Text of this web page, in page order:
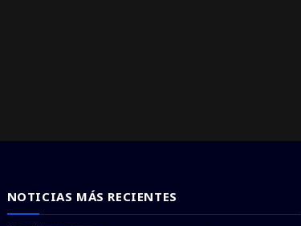
NOTICIAS MÁS RECIENTES